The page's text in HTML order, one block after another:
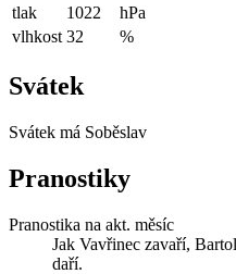
tlak
1022
hPa
vlhkost 32 %
Svátek
Svátek má Soběslav
Pranostiky
Pranostika na akt. měsíc
Jak Vavřinec zavaří,
daří.